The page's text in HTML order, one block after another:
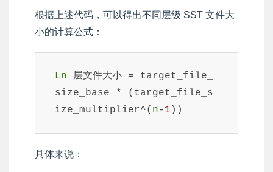
根据上述代码，可以得出不同层级 SST 文件大
小的计算公式：
Ln 层文件大小 = target_file_
size_base * (target_file_s
ize_multiplier^( n- 1 ))
具体来说：